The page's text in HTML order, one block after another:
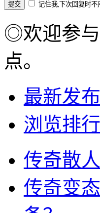
记住我,下次回复时不
◎欢迎参与
点。
最新发布
浏览排行
传奇散
传奇变